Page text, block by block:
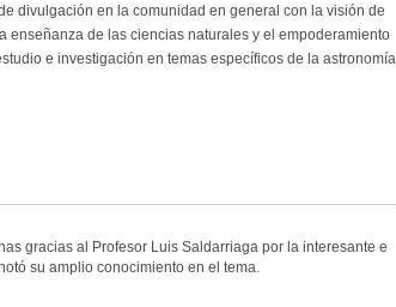
divulgación en la comunidad en general con la visión de
de las ciencias naturales y el empoderamiento
e investigación en temas específicos de la astronomía
gracias al Profesor Luis Saldarriaga por la interesante e
su amplio conocimiento en el tema.